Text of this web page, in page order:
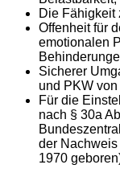
Die Fähigkeit
Offenheit für
emotionalen
Sicherer
und PKW von
Für die
nach § 30a
der
1970